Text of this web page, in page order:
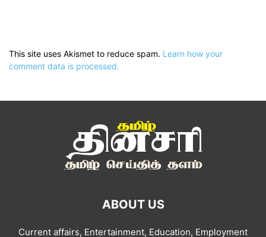
This site uses Akismet to reduce spam. Learn how your
comment data is processed.
ABOUT US
Current affairs, Entertainment, Education, Employment